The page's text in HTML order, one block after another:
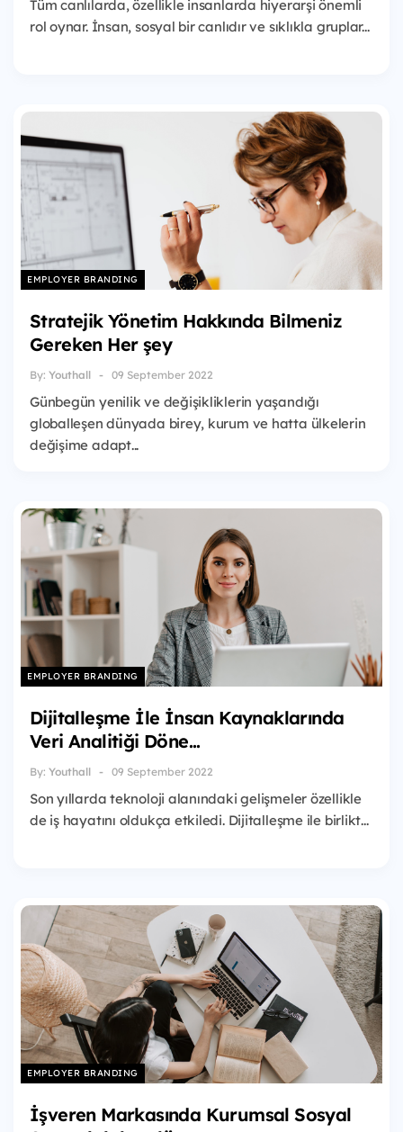
Tüm canlılarda, özellikle insanlarda hiyerarşi önemli
rol oynar. İnsan, sosyal bir canlıdır ve sıklıkla gruplar...
EMPLOYER BRANDING
Stratejik Yönetim Hakkında Bilmeniz
Gereken Her şey
By: Youthall 09 September 2022
Günbegün yenilik ve değişikliklerin yaşandığı
globalleşen dünyada birey, kurum ve hatta ülkelerin
değişime adapt...
EMPLOYER BRANDING
Dijitalleşme İle İnsan Kaynaklarında
Veri Analitiği Döne...
By: Youthall 09 September 2022
Son yıllarda teknoloji alanındaki gelişmeler özellikle
de iş hayatını oldukça etkiledi. Dijitalleşme ile birlikt...
EMPLOYER BRANDING
İşveren Markasında Kurumsal Sosyal